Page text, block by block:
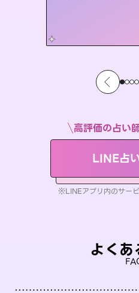
高評価の占い
LINE占
※LINEアプリ内のサー
よく